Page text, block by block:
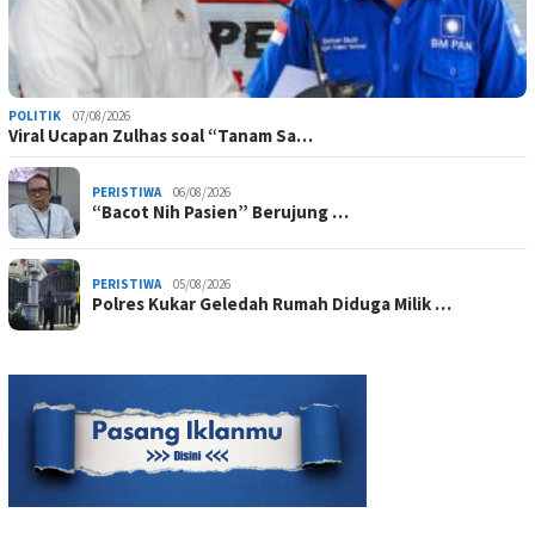
POLITIK 07/08/2026
Viral Ucapan Zulhas soal “Tanam Sa…
PERISTIWA 06/08/2026
“Bacot Nih Pasien” Berujung …
PERISTIWA 05/08/2026
Polres Kukar Geledah Rumah Diduga Milik …